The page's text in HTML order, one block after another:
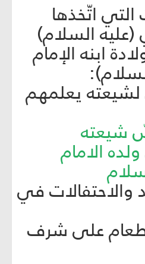
التي اتّخذها
(عليه السلام)
ابنه الإمام
لشيعته يعلمهم
شيعته
الامام
والاحتفالات في
طعام على شرف